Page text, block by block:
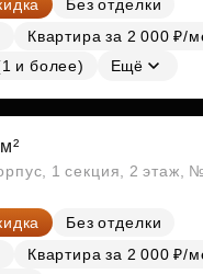
Без отделки
Квартира за 2 000 ₽/
и более)
Ещё
1 секция, 2 этаж,
Без отделки
Квартира за 2 000 ₽/